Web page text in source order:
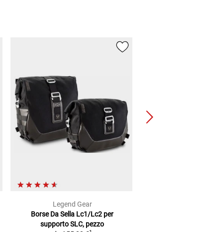
Legend Gear
Borse Da Sella Lc1/Lc2 per
supporto SLC, pezzo